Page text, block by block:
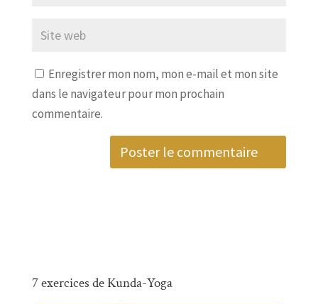
Enregistrer mon nom, mon e-mail et mon site
dans le navigateur pour mon prochain
commentaire.
7 exercices de Kunda-Yoga